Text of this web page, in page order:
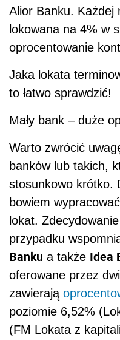
Alior Banku. Każdej
lokowana na 4% w
oprocentowanie
Jaka lokata
to łatwo sprawdzić!
Mały bank – duże
Warto zwrócić
banków lub takich,
stosunkowo krótko.
bowiem
lokat.
przypadku
Banku a także Idea
oferowane przez
zawierają
poziomie 6,52%
(FM Lokata z